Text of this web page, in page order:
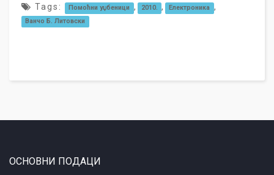
Tags: Помоћни уџбеници , 2010. , Електроника ,
Ванчо Б. Литовски
ОСНОВНИ ПОДАЦИ